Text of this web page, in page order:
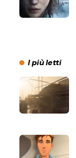
I più letti